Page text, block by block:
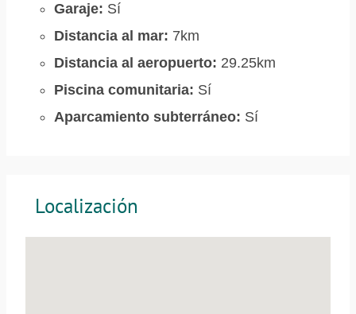
Garaje: Sí
Distancia al mar: 7km
Distancia al aeropuerto: 29.25km
Piscina comunitaria: Sí
Aparcamiento subterráneo: Sí
Localización